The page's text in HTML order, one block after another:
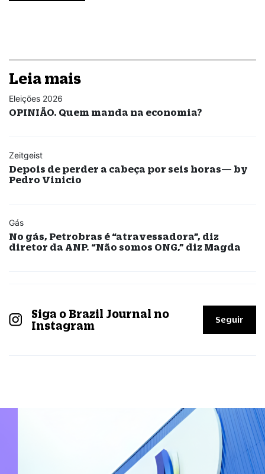
Leia mais
Eleições 2026
OPINIÃO. Quem manda na economia?
Zeitgeist
Depois de perder a cabeça por seis horas— by
Pedro Vinicio
Gás
No gás, Petrobras é “atravessadora”, diz
diretor da ANP. “Não somos ONG,” diz Magda
Siga o Brazil Journal no
Instagram
Seguir